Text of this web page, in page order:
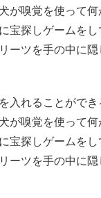
が嗅覚を使って
宝探しゲームを
ーツを手の中に
入れることがで
が嗅覚を使って
宝探しゲームを
ーツを手の中に